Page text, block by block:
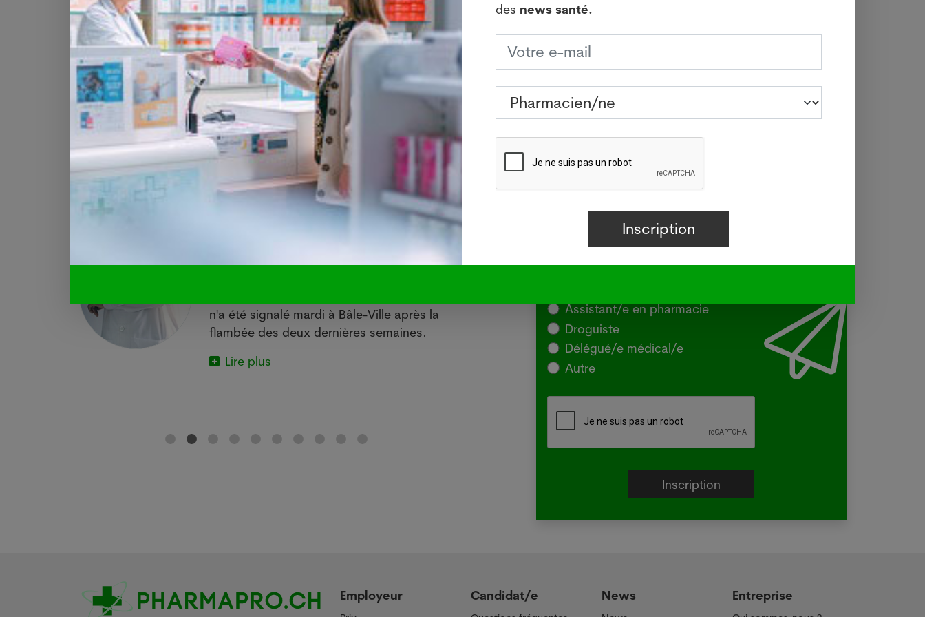
Le 7 Août 2023. Sources : Keystone-ATS. Crédits photos: Adobe Stock, Pixabay ou Pharmanetis Sàrl
(Creapharma.ch).
N'oubliez pas de vous inscrire ci-dessous à notre newsletter spéciale
concernant le monde de
labiotechnologie et de l'industrie pharmaceutique et recevez des news pertinentes,gratuit!
Dernières news
Légionellose à Bâle : source d'infections
n'a été signalé mardi à Bâle-Ville après la
flambée des deux dernières semaines.
Lire plus
L'Australie confirme une transmission
l'Agriculture a confirmé mercredi que la
souche H5 de la grippe aviaire, identifiée
pour la première fois dans le pays en juin
chez un oiseau migrateur,...
Lire plus
Inscrivez-vous à notre newsletter
gratuite du vendredi
Assistant/e en pharmacie
Droguiste
Délégué/e médical/e
Autre
Employeur Candidat/e News Entreprise
des news santé.